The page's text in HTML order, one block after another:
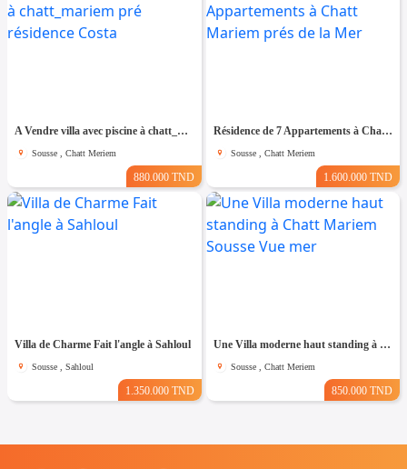
A Vendre villa avec piscine à chatt_mariem pré résidence Costa
Sousse , Chatt Meriem
880.000 TND
Résidence de 7 Appartements à Chatt Mariem prés de la Mer
Sousse , Chatt Meriem
1.600.000 TND
Villa de Charme Fait l'angle à Sahloul
Sousse , Sahloul
1.350.000 TND
Une Villa moderne haut standing à Chatt Mariem Sousse Vue mer
Sousse , Chatt Meriem
850.000 TND